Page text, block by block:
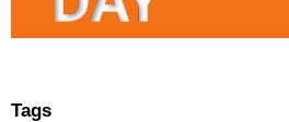
Tags